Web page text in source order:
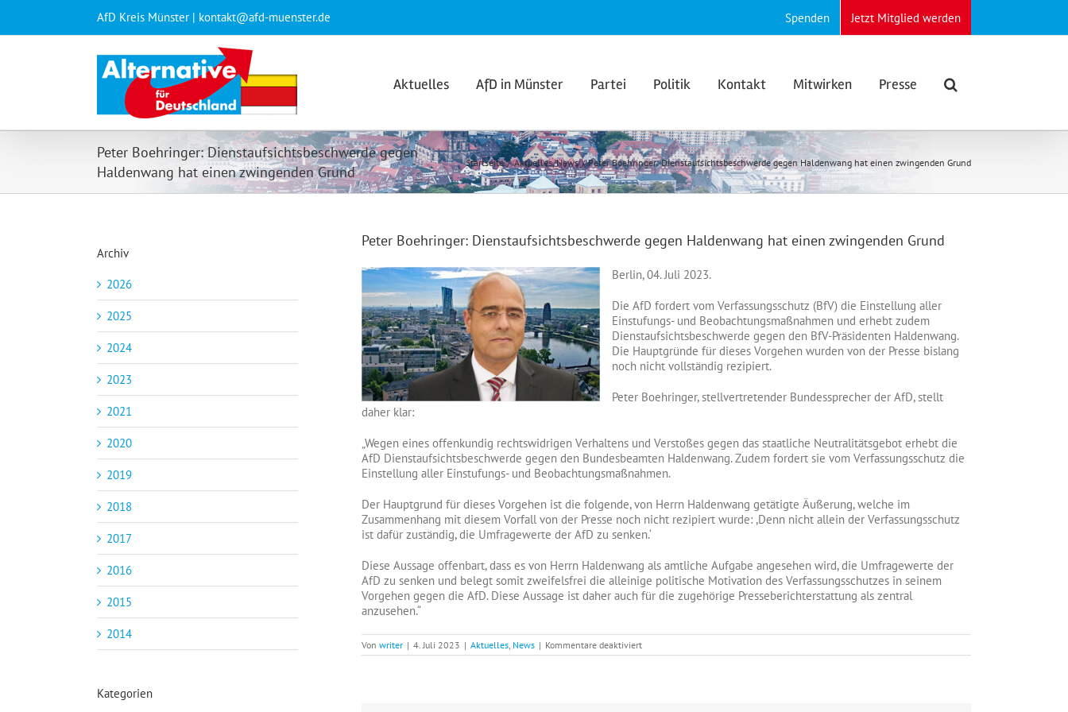
springen
AfD Kreis Münster | kontakt@afd-muenster.de Spenden Jetzt Mitglied werden
Aktuelles AfD in Münster Partei Politik Kontakt Mitwirken Presse
Peter Boehringer: Dienstaufsichtsbeschwerde gegen
Haldenwang hat einen zwingenden Grund
Startseite Aktuelles News Peter Boehringer: Dienstaufsichtsbeschwerde gegen Haldenwang hat einen zwingenden Grund
Peter Boehringer: Dienstaufsichtsbeschwerde gegen Haldenwang hat einen zwingenden Grund
Berlin, 04. Juli 2023.
Die AfD fordert vom Verfassungsschutz (BfV) die Einstellung aller
Einstufungs- und Beobachtungsmaßnahmen und erhebt zudem
Dienstaufsichtsbeschwerde gegen den BfV-Präsidenten Haldenwang.
Die Hauptgründe für dieses Vorgehen wurden von der Presse bislang
noch nicht vollständig rezipiert.
Peter Boehringer, stellvertretender Bundessprecher der AfD, stellt
daher klar:
„Wegen eines offenkundig rechtswidrigen Verhaltens und Verstoßes gegen das staatliche Neutralitätsgebot erhebt die
AfD Dienstaufsichtsbeschwerde gegen den Bundesbeamten Haldenwang. Zudem fordert sie vom Verfassungsschutz die
Einstellung aller Einstufungs- und Beobachtungsmaßnahmen.
Der Hauptgrund für dieses Vorgehen ist die folgende, von Herrn Haldenwang getätigte Äußerung, welche im
Zusammenhang mit diesem Vorfall von der Presse noch nicht rezipiert wurde: ,Denn nicht allein der Verfassungsschutz
ist dafür zuständig, die Umfragewerte der AfD zu senken.‘
Diese Aussage offenbart, dass es von Herrn Haldenwang als amtliche Aufgabe angesehen wird, die Umfragewerte der
AfD zu senken und belegt somit zweifelsfrei die alleinige politische Motivation des Verfassungsschutzes in seinem
Vorgehen gegen die AfD. Diese Aussage ist daher auch für die zugehörige Presseberichterstattung als zentral
anzusehen.“
Von writer | 4. Juli 2023 | Aktuelles News | Kommentare deaktiviertfür
Peter
Archiv
2026
2025
2024
2023
2021
2020
2019
2018
2017
2016
2015
2014
Kategorien